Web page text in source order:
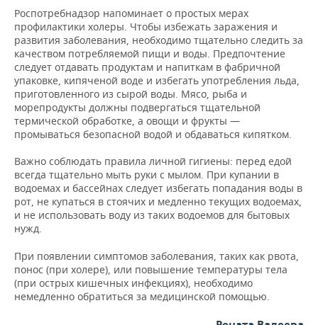
Роспотребнадзор напоминает о простых мерах
профилактики холеры. Чтобы избежать заражения и
развития заболевания, необходимо тщательно следить за
качеством потребляемой пищи и воды. Предпочтение
следует отдавать продуктам и напиткам в фабричной
упаковке, кипяченой воде и избегать употребления льда,
приготовленного из сырой воды. Мясо, рыба и
морепродукты должны подвергаться тщательной
термической обработке, а овощи и фрукты —
промываться безопасной водой и обдаваться кипятком.
Важно соблюдать правила личной гигиены: перед едой
всегда тщательно мыть руки с мылом. При купании в
водоемах и бассейнах следует избегать попадания воды в
рот, не купаться в стоячих и медленно текущих водоемах,
и не использовать воду из таких водоемов для бытовых
нужд.
При появлении симптомов заболевания, таких как рвота,
понос (при холере), или повышение температуры тела
(при острых кишечных инфекциях), необходимо
немедленно обратиться за медицинской помощью.